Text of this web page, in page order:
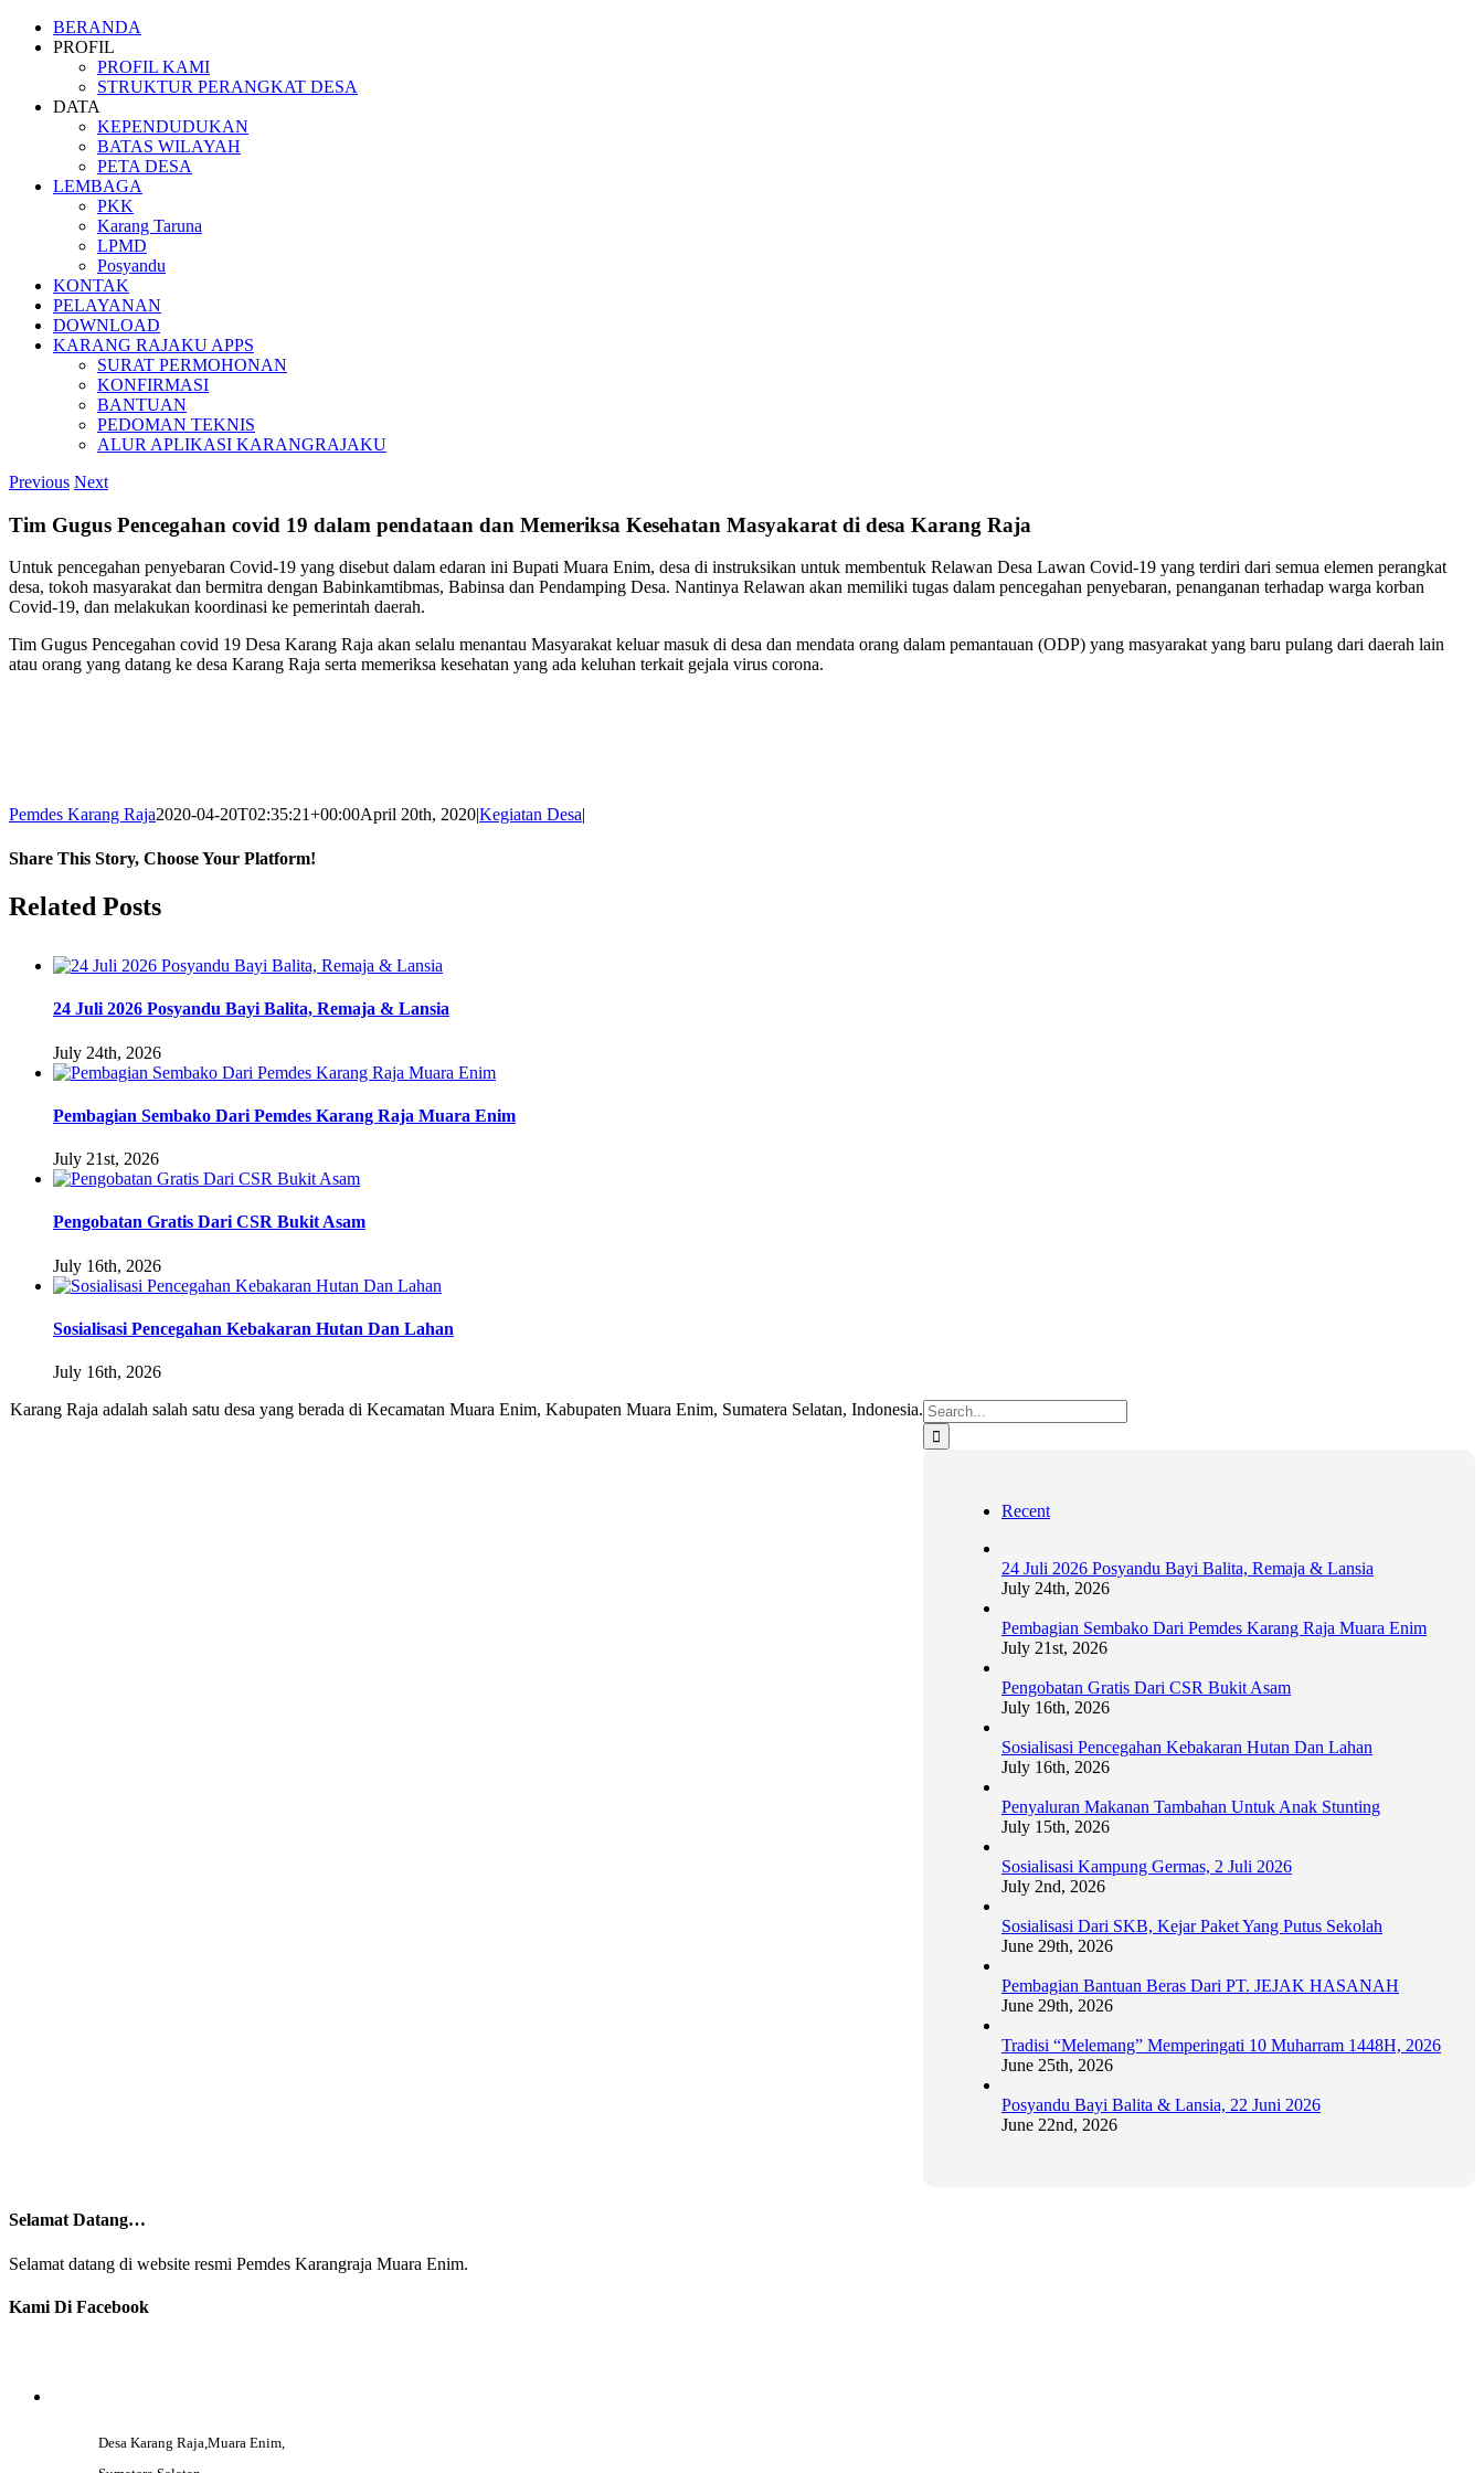
Skip
BERANDA
PROFIL
PROFIL KAMI
STRUKTUR PERANGKAT DESA
DATA
KEPENDUDUKAN
BATAS WILAYAH
PETA DESA
LEMBAGA
PKK
Karang Taruna
LPMD
Posyandu
KONTAK
PELAYANAN
DOWNLOAD
KARANG RAJAKU APPS
SURAT PERMOHONAN
KONFIRMASI
BANTUAN
PEDOMAN TEKNIS
ALUR APLIKASI KARANGRAJAKU
Previous Next
Tim Gugus Pencegahan covid 19 dalam pendataan dan Memeriksa Kesehatan Masyakarat di desa Karang Raja
Untuk pencegahan penyebaran Covid-19 yang disebut dalam edaran ini Bupati Muara Enim, desa di instruksikan untuk membentuk Relawan Desa Lawan Covid-19 yang terdiri dari semua elemen perangkat
desa, tokoh masyarakat dan bermitra dengan Babinkamtibmas, Babinsa dan Pendamping Desa. Nantinya Relawan akan memiliki tugas dalam pencegahan penyebaran, penanganan terhadap warga korban
Covid-19, dan melakukan koordinasi ke pemerintah daerah.
Tim Gugus Pencegahan covid 19 Desa Karang Raja akan selalu menantau Masyarakat keluar masuk di desa dan mendata orang dalam pemantauan (ODP) yang masyarakat yang baru pulang dari daerah lain
atau orang yang datang ke desa Karang Raja serta memeriksa kesehatan yang ada keluhan terkait gejala virus corona.
Pemdes Karang Raja2020-04-20T02:35:21+00:00April 20th, 2020|Kegiatan Desa|
Share This Story, Choose Your Platform!
Facebook
Twitter
LinkedIn
Reddit
Whatsapp
Tumblr
Pinterest
Vk
Email
Related Posts
24 Juli 2026 Posyandu Bayi Balita, Remaja & Lansia
July 24th, 2026
Pembagian Sembako Dari Pemdes Karang Raja Muara Enim
July 21st, 2026
Pengobatan Gratis Dari CSR Bukit Asam
July 16th, 2026
Sosialisasi Pencegahan Kebakaran Hutan Dan Lahan
July 16th, 2026
Search
for:
Recent
24 Juli 2026 Posyandu Bayi Balita, Remaja & Lansia
July 24th, 2026
Pembagian Sembako Dari Pemdes Karang Raja Muara Enim
July 21st, 2026
Pengobatan Gratis Dari CSR Bukit Asam
July 16th, 2026
Sosialisasi Pencegahan Kebakaran Hutan Dan Lahan
July 16th, 2026
Penyaluran Makanan Tambahan Untuk Anak Stunting
July 15th, 2026
Sosialisasi Kampung Germas, 2 Juli 2026
July 2nd, 2026
Sosialisasi Dari SKB, Kejar Paket Yang Putus Sekolah
June 29th, 2026
Pembagian Bantuan Beras Dari PT. JEJAK HASANAH
June 29th, 2026
Tradisi “Melemang” Memperingati 10 Muharram 1448H, 2026
June 25th, 2026
Posyandu Bayi Balita & Lansia, 22 Juni 2026
June 22nd, 2026
Karang Raja adalah salah satu desa yang berada di Kecamatan Muara Enim, Kabupaten Muara Enim, Sumatera Selatan, Indonesia.
Selamat Datang…
Selamat datang di website resmi Pemdes Karangraja Muara Enim.
Kami Di Facebook
Desa Karang Raja,Muara Enim,